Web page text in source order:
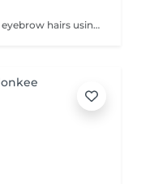
A precise technique that mimics natural eyebrow hairs using fine strokes for a soft, realistic finish. Ideal for filling gaps, correcting shape, and creating natural density. DURATION & MAINTENANCE: - Results last approximately 8-18 months - A Touch-Up Session is required after 4-6 weeks - Annual refresh is recommended BENEFITS: - Natural hair-like effect - Improved density - Enhanced symmetry - Realistic finish INDICATIONS: - Gaps in brows - Thin or uneven brows - Desire for natural enhancement CONTRAINDICATIONS: - Pregnancy and breastfeeding - Active skin conditions - Open wounds - Oily skin (relative) POST-CARE: - Keep the area dry during healing - Avoid touching or scratching - Use healing products as recommended - Avoid sun and heat